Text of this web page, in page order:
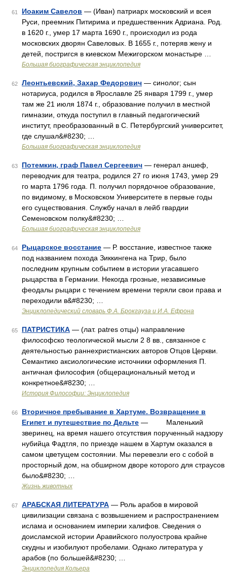
61 Иоаким Савелов — (Иван) патриарх московский и всея
Руси, преемник Питирима и предшественник Адриана. Род.
в 1620 г., умер 17 марта 1690 г., происходил из рода
московских дворян Савеловых. В 1655 г., потеряв жену и
детей, постригся в киевском Межигорском монастыре …
Большая биографическая энциклопедия
62 Леонтьевский, Захар Федорович — синолог; сын
нотариуса, родился в Ярославле 25 января 1799 г., умер
там же 21 июля 1874 г., образование получил в местной
гимназии, откуда поступил в главный педагогический
институт, преобразованный в С. Петербургский университет,
где слушал&#8230; …
Большая биографическая энциклопедия
63 Потемкин, граф Павел Сергеевич — генерал аншеф,
переводчик для театра, родился 27 го июня 1743, умер 29
го марта 1796 года. П. получил порядочное образование,
по видимому, в Московском Университете в первые годы
его существования. Службу начал в лейб гвардии
Семеновском полку&#8230; …
Большая биографическая энциклопедия
64 Рыцарское восстание — Р. восстание, известное также
под названием похода Зиккингена на Трир, было
последним крупным событием в истории угасавшего
рыцарства в Германии. Некогда грозные, независимые
феодалы рыцари с течением времени теряли свои права и
переходили в&#8230; …
Энциклопедический словарь Ф.А. Брокгауза и И.А. Ефрона
65 ПАТРИСТИКА — (лат. patres отцы) направление
философско теологической мысли 2 8 вв., связанное с
деятельностью раннехристианских авторов Отцов Церкви.
Семантико аксиологические источники оформления П.
античная философия (общерациональный метод и
конкретное&#8230; …
История Философии: Энциклопедия
66
Вторичное пребывание в Хартуме. Возвращение в
Египет и путешествие по Дельте — Маленький
зверинец, на время нашего отсутствия порученный надзору
нубийца Фадтля, по приезде нашем в Хартум оказался в
самом цветущем состоянии. Мы перевезли его с собой в
просторный дом, на обширном дворе которого для страусов
было&#8230; …
Жизнь животных
67 АРАБСКАЯ ЛИТЕРАТУРА — Роль арабов в мировой
цивилизации связана с возвышением и распространением
ислама и основанием империи халифов. Сведения о
доисламской истории Аравийского полуострова крайне
скудны и изобилуют пробелами. Однако литература у
арабов (по большей&#8230; …
Энциклопедия Кольера